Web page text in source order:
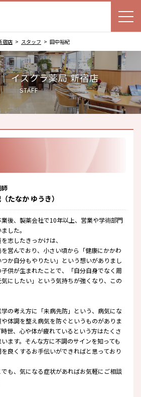
宿店 スタッフ 田中裕紀
イスクラ薬局 新宿店
STAFF
師
たなか ゆうき）
後、製薬会社で10年以上、営業や学術部門
した。
志したきっかけは、
営んでおり、小さい頃から「健康にかかわ
か自分もやりたい」という想いがありまし
供が生まれたことで、「自分自身でなく周
にしたい」 という気持ちが強くなり、この
の考え方に「未病先防」という、病気にな
体調を整え病気を防ぐというものがありま
世、心や体が疲れているという方はたくさ
ます。そんな方に不調のサインを知っても
を良くするお手伝いができればと思っており
も、気になる症状があればお気軽にご相談